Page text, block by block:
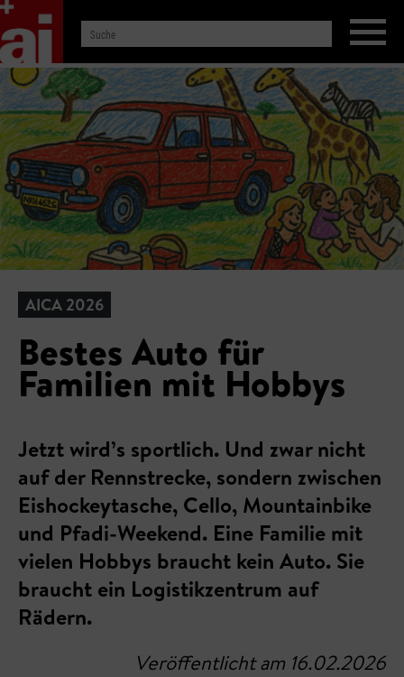
AICA 2026
Bestes Auto für
Familien mit Hobbys
Jetzt wird’s sportlich. Und zwar nicht
auf der Rennstrecke, sondern zwischen
Eishockeytasche, Cello, Mountainbike
und Pfadi-Weekend. Eine Familie mit
vielen Hobbys braucht kein Auto. Sie
braucht ein Logistikzentrum auf
Rädern.
Veröffentlicht am 16.02.2026